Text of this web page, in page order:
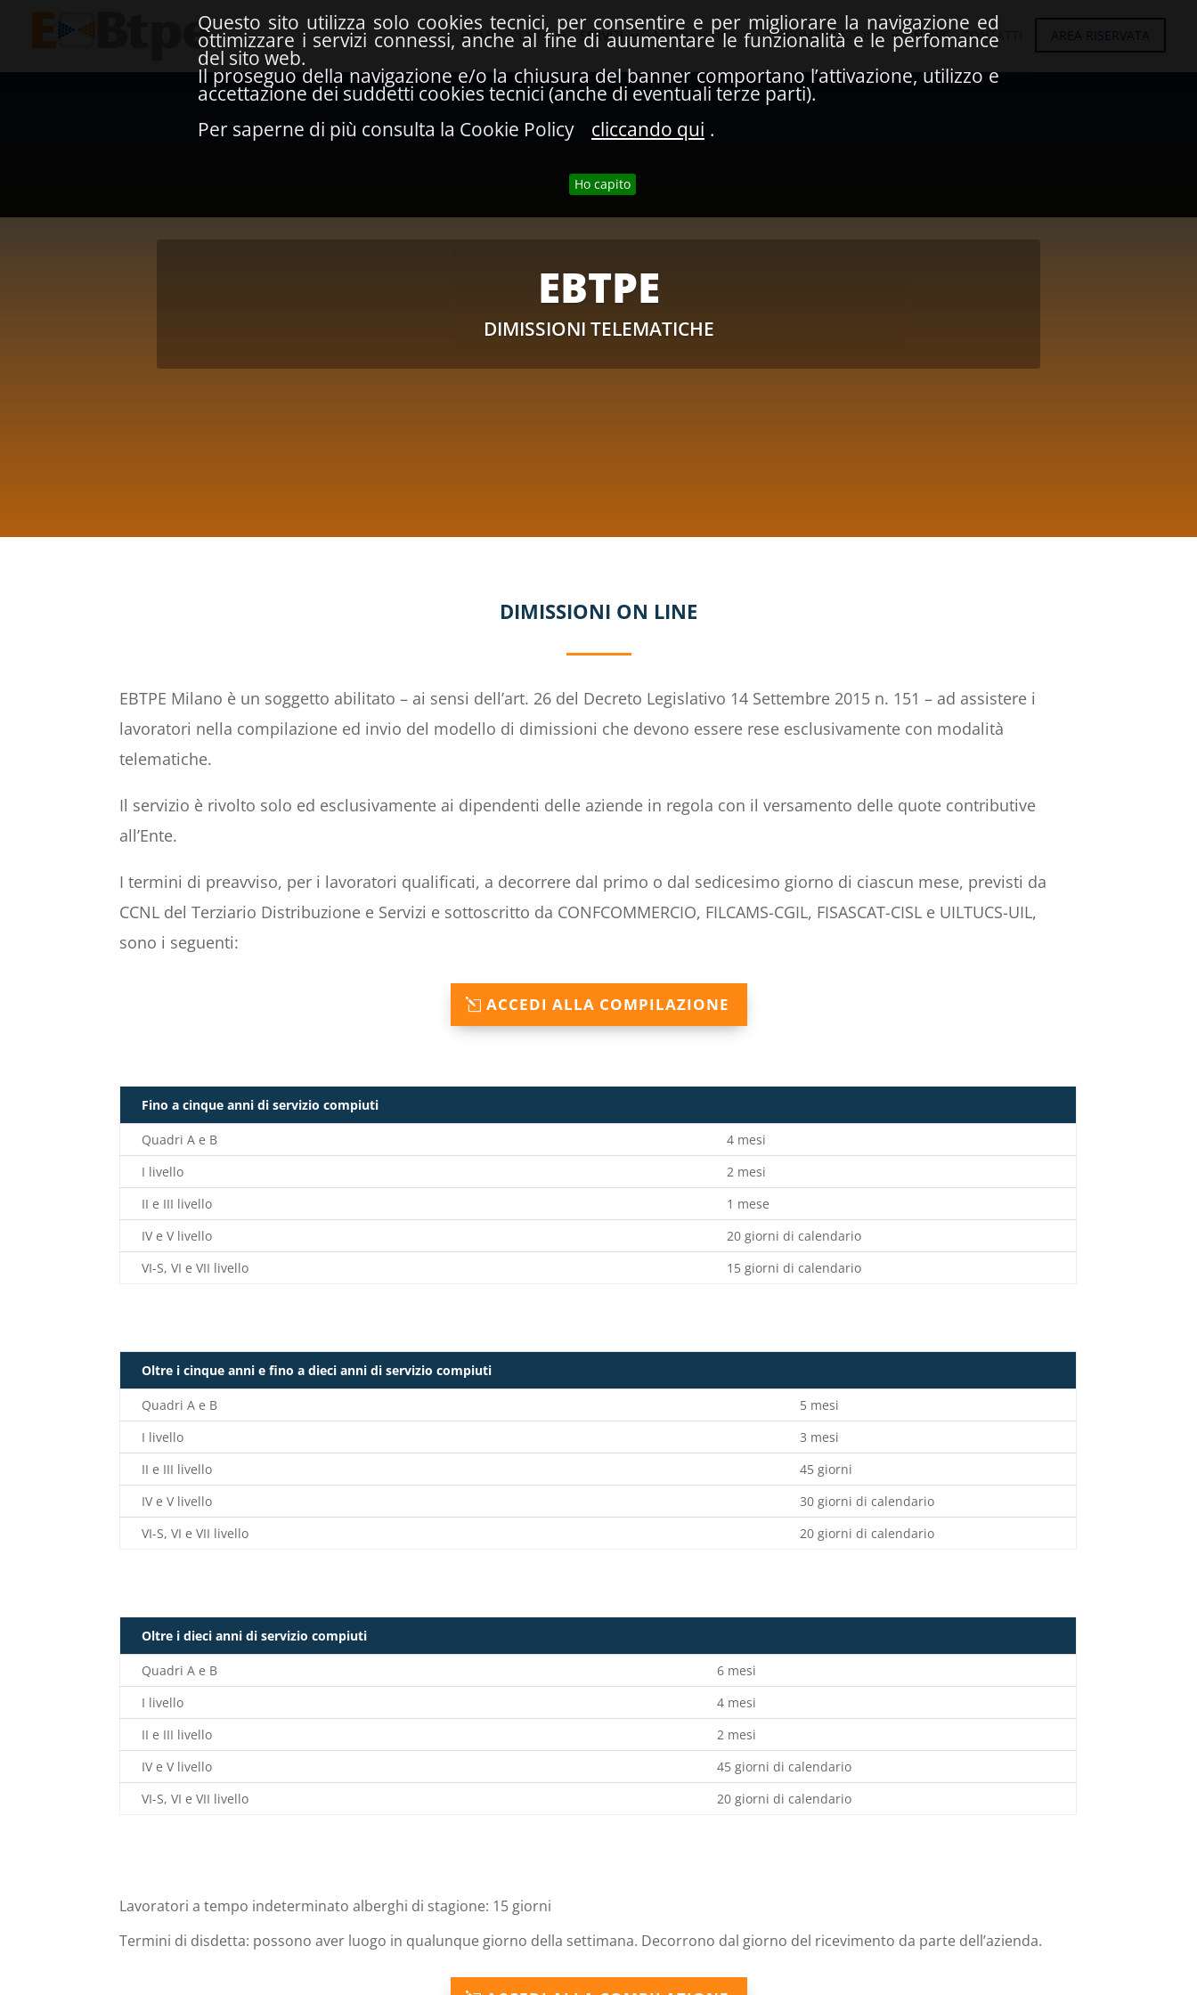
Questo sito utilizza solo cookies tecnici, per consentire e per migliorare la navigazione ed
ottimizzare i servizi connessi, anche al fine di auumentare le funzionalità e le perfomance
del sito web.
Il proseguo della navigazione e/o la chiusura del banner comportano l’attivazione, utilizzo e
accettazione dei suddetti cookies tecnici (anche di eventuali terze parti).
Per saperne di più consulta la Cookie Policy
cliccando qui .
Ho capito
HOME L’ENTE SERVIZI MODULISTICA DOCUMENTAZIONE NEWS CONTATTI AREA RISERVATA
EBTPE
DIMISSIONI TELEMATICHE
DIMISSIONI ON LINE
EBTPE Milano è un soggetto abilitato – ai sensi dell’art. 26 del Decreto Legislativo 14 Settembre 2015 n. 151 – ad assistere i
lavoratori nella compilazione ed invio del modello di dimissioni che devono essere rese esclusivamente con modalità
telematiche.
Il servizio è rivolto solo ed esclusivamente ai dipendenti delle aziende in regola con il versamento delle quote contributive
all’Ente.
I termini di preavviso, per i lavoratori qualificati, a decorrere dal primo o dal sedicesimo giorno di ciascun mese, previsti da
CCNL del Terziario Distribuzione e Servizi e sottoscritto da CONFCOMMERCIO, FILCAMS-CGIL, FISASCAT-CISL e UILTUCS-UIL,
sono i seguenti:
ACCEDI ALLA COMPILAZIONE
Fino a cinque anni di servizio compiuti
Quadri A e B
4 mesi
I livello
2 mesi
II e III livello
1 mese
IV e V livello
20 giorni di calendario
VI-S, VI e VII livello
15 giorni di calendario
Oltre i cinque anni e fino a dieci anni di servizio compiuti
Quadri A e B
5 mesi
I livello
3 mesi
II e III livello
45 giorni
IV e V livello
30 giorni di calendario
VI-S, VI e VII livello
20 giorni di calendario
Oltre i dieci anni di servizio compiuti
Quadri A e B
6 mesi
I livello
4 mesi
II e III livello
2 mesi
IV e V livello
45 giorni di calendario
VI-S, VI e VII livello
20 giorni di calendario
Lavoratori a tempo indeterminato alberghi di stagione: 15 giorni
Termini di disdetta: possono aver luogo in qualunque giorno della settimana. Decorrono dal giorno del ricevimento da parte dell’azienda.